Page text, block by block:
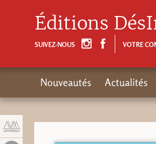
Éditions
SUIVEZ-NOUS VOTRE
Nouveautés Actualités